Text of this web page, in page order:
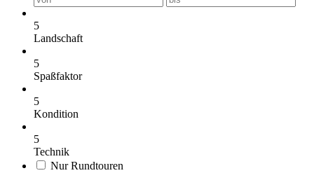
5
Landschaft
5
Spaßfaktor
5
Kondition
5
Technik
Nur Rundtouren